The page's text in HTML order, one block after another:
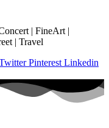
| FineArt |
| Travel
Pinterest Linkedin